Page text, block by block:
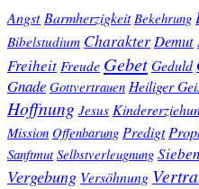
Angst Barmherzigkeit Bekehrung
Bibelstudium Charakter Demut
Freiheit Freude GebetGeduld
Gnade Gottvertrauen Heiliger
Hoffnung Jesus
Mission Offenbarung Predigt
Sanftmut Selbstverleugnung
Vergebung Versöhnung